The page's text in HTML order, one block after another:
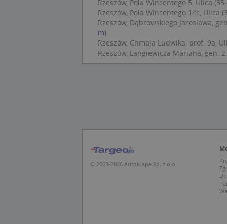
Rzeszów, Pola Wincentego 5, Ulica
Rzeszów, Pola Wincentego 14c, Ulica
Rzeszów, Dąbrowskiego Jarosława,
m)
Rzeszów, Chmaja Ludwika, prof. 9a,
Rzeszów, Langiewicza Mariana, gen.
© 2003-2026 AutoMapa Sp. z o.o.
kloc
_ga